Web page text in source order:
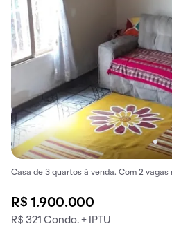
Casa de 3 quartos à venda. Com 2 vagas
R$ 1.900.000
R$ 321 Condo. + IPTU